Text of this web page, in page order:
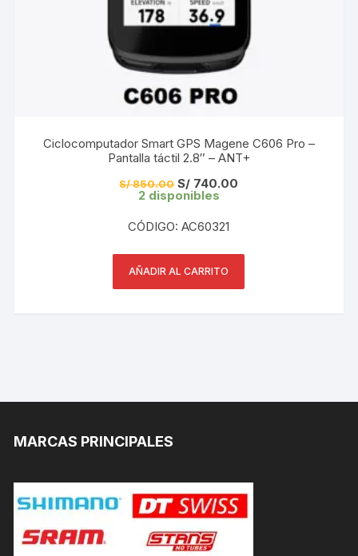
Ciclocomputador Smart GPS Magene C606 Pro –
Pantalla táctil 2.8″ – ANT+
S/850.00 El
precio
S/ 850.00.
S/ 740.00
2 disponibles
CÓDIGO: AC60321
AÑADIR AL CARRITO
MARCAS PRINCIPALES